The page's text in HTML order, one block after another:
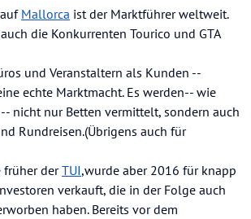
Mallorca ist der Marktführer weltweit.
die Konkurrenten Tourico und GTA
und Veranstaltern als Kunden --
echte Marktmacht. Es werden-- wie
nicht nur Betten vermittelt, sondern auch
Rundreisen.(Übrigens auch für
früher derTUI,wurde aber 2016 für knapp
verkauft, die in der Folge auch
haben. Bereits vor dem